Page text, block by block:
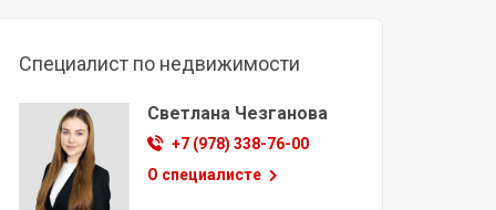
Специалист по недвижимости
Светлана Чезганова
+7 (978) 338-76-00
О специалисте